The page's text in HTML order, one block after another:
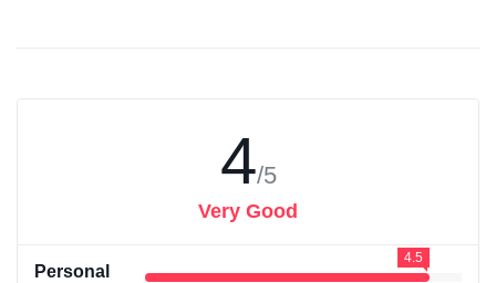
4/5
Very Good
Personal
4.5